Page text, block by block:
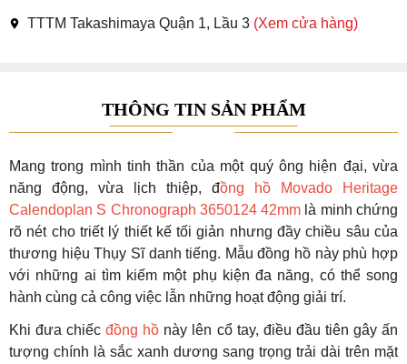
TTTM Takashimaya Quận 1, Lầu 3 (Xem cửa hàng)
THÔNG TIN SẢN PHẨM
Mang trong mình tinh thần của một quý ông hiện đại, vừa
năng động, vừa lịch thiệp, đồng hồ Movado Heritage
Calendoplan S Chronograph 3650124 42mm là minh chứng
rõ nét cho triết lý thiết kế tối giản nhưng đầy chiều sâu của
thương hiệu Thụy Sĩ danh tiếng. Mẫu đồng hồ này phù hợp
với những ai tìm kiếm một phụ kiện đa năng, có thể song
hành cùng cả công việc lẫn những hoạt động giải trí.
Khi đưa chiếcđồng hồ này lên cổ tay, điều đầu tiên gây ấn
tượng chính là sắc xanh dương sang trọng trải dài trên mặt